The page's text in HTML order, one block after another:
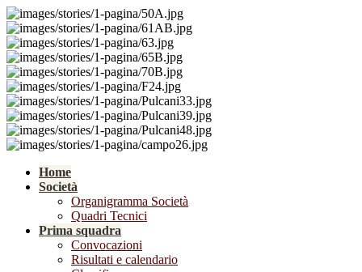
Home
Società
Organigramma Società
Quadri Tecnici
Prima squadra
Convocazioni
Risultati e calendario